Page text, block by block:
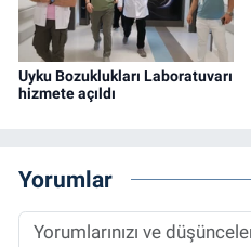
Uyku Bozuklukları Laboratuvarı
hizmete açıldı
Yorumlar